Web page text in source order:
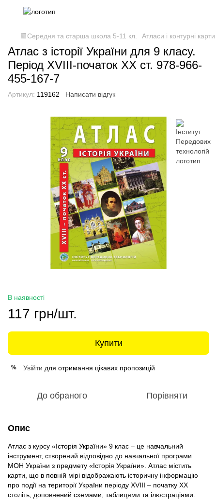
🟩Середня та старша школа 5-11 кл. Атласи і контурні карти
Атлас з історії України для 9 класу.
Період XVIII-початок ХХ ст. 978-966-
455-167-7
Артикул: 119162 Написати відгук
В наявності
117 грн/шт.
Купити
% Увійти для отримання цікавих пропозицій
До обраного Порівняти
Опис
Атлас з курсу «Історія України» 9 клас – це навчальний
інструмент, створений відповідно до навчальної програми
МОН України з предмету «Історія України». Атлас містить
карти, що в повній мірі відображають історичну інформацію
про події на території України періоду XVIII – початку XX
століть, доповнений схемами, таблицями та ілюстраціями.